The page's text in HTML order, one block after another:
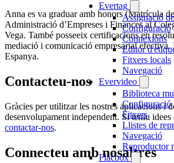
Evertag
Assignació
Configuració
Connexions
Editor
Fitxers locals
Navegació
Evervideo
Biblioteca
Configuració
Fitxers
Llistes de
Navegació
Reproductor
Flacbox
Anna es va graduar amb honors (Matrícula
Administració d’Empreses i Finances al
Vega. També posseeix certificacions en
mediació i comunicació empresarial efectiva.
Espanya.
Contacteu-nos
Gràcies per utilitzar les nostres aplicacions i
desenvolupament independent. Si teniu
contactar-nos.
Connecteu amb nosaltres